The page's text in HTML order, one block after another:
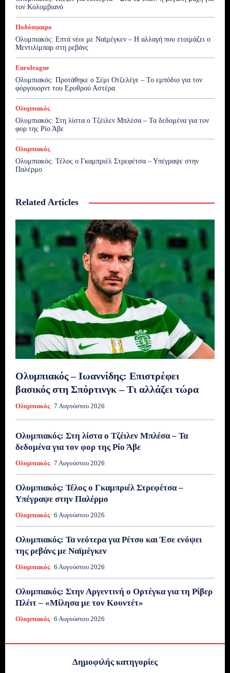
τον Κολομβιανό
Ποδόσφαιρο
Ολυμπιακός: Επτά νέοι με Ναϊμέγκεν – Η αλλαγή που ετοιμάζει ο
Μεντιλίμπαρ στη ρεβάνς
Euroleague
Ολυμπιακός: Προτάθηκε ο Σέμι Οτζελέγε – Το εμπόδιο για τον
φόργουορντ του Ερυθρού Αστέρα
Ολυμπιακός
Ολυμπιακός: Στη λίστα ο Τζέιλεν Μπλέσα – Τα δεδομένα για τον
φορ της Ρίο Άβε
Ολυμπιακός
Ολυμπιακός: Τέλος ο Γκαμπριέλ Στρεφέτσα – Υπέγραψε στην
Παλέρμο
Related Articles
Ολυμπιακός – Ιωαννίδης: Επιστρέφει
βασικός στη Σπόρτινγκ – Τι αλλάζει τώρα
Ολυμπιακός 7 Αυγούστου 2026
Ολυμπιακός: Στη λίστα ο Τζέιλεν Μπλέσα – Τα
δεδομένα για τον φορ της Ρίο Άβε
Ολυμπιακός 7 Αυγούστου 2026
Ολυμπιακός: Τέλος ο Γκαμπριέλ Στρεφέτσα –
Υπέγραψε στην Παλέρμο
Ολυμπιακός 6 Αυγούστου 2026
Ολυμπιακός: Τα νεότερα για Ρέτσο και Έσε ενόψει
της ρεβάνς με Ναϊμέγκεν
Ολυμπιακός 6 Αυγούστου 2026
Ολυμπιακός: Στην Αργεντινή ο Ορτέγκα για τη Ρίβερ
Πλέιτ – «Μίλησα με τον Κουντέτ»
Ολυμπιακός 6 Αυγούστου 2026
Δημοφιλής κατηγορίες